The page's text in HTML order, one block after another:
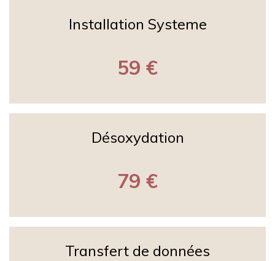
Installation Systeme
59 €
Désoxydation
79 €
Transfert de données